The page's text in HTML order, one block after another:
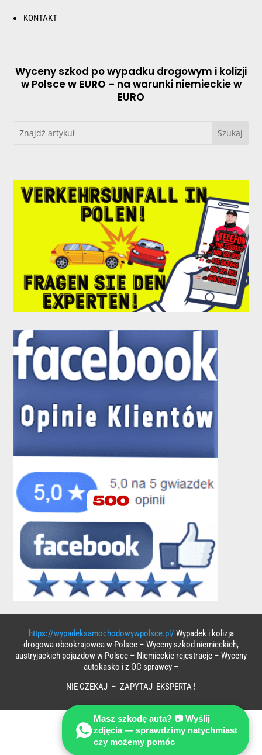
KONTAKT
Wyceny szkod po wypadku drogowym i kolizji
w Polscew EURO – na warunki niemieckie w
EURO
https://wypadeksamochodowywpolsce.pl/ Wypadek i kolizja
drogowa obcokrajowca w Polsce – Wyceny szkod niemieckich,
austryjackich pojazdow w Polsce – Niemieckie rejestracje – Wyceny
autokasko i z OC sprawcy –
NIE CZEKAJ – ZAPYTAJ EKSPERTA !
Masz szkodę auta? 📷 Wyślij
zdjęcia — sprawdzimy natychmiast
czy możemy pomóc